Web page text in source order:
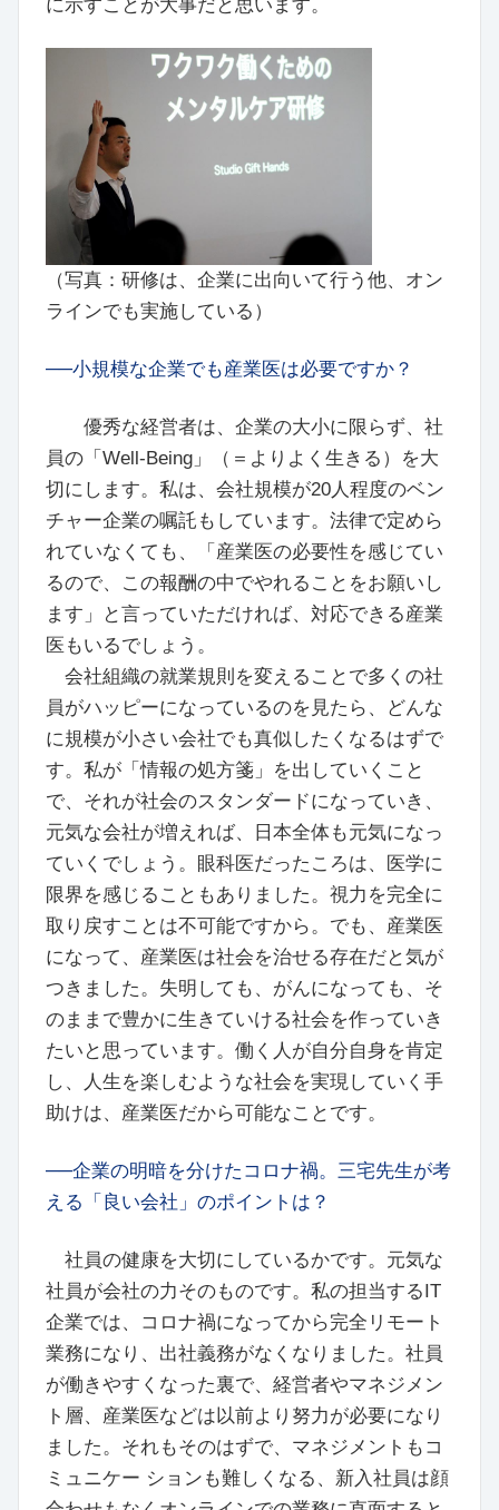
に示すことが大事だと思います。
（写真：研修は、企業に出向いて行う他、オン
ラインでも実施している）
──小規模な企業でも産業医は必要ですか？
優秀な経営者は、企業の大小に限らず、社
員の「Well-Being」（＝よりよく生きる）を大
切にします。私は、会社規模が20人程度のベン
チャー企業の嘱託もしています。法律で定めら
れていなくても、「産業医の必要性を感じてい
るので、この報酬の中でやれることをお願いし
ます」と言っていただければ、対応できる産業
医もいるでしょう。
会社組織の就業規則を変えることで多くの社
員がハッピーになっているのを見たら、どんな
に規模が小さい会社でも真似したくなるはずで
す。私が「情報の処方箋」を出していくこと
で、それが社会のスタンダードになっていき、
元気な会社が増えれば、日本全体も元気になっ
ていくでしょう。眼科医だったころは、医学に
限界を感じることもありました。視力を完全に
取り戻すことは不可能ですから。でも、産業医
になって、産業医は社会を治せる存在だと気が
つきました。失明しても、がんになっても、そ
のままで豊かに生きていける社会を作っていき
たいと思っています。働く人が自分自身を肯定
し、人生を楽しむような社会を実現していく手
助けは、産業医だから可能なことです。
──企業の明暗を分けたコロナ禍。三宅先生が考
える「良い会社」のポイントは？
社員の健康を大切にしているかです。元気な
社員が会社の力そのものです。私の担当するIT
企業では、コロナ禍になってから完全リモート
業務になり、出社義務がなくなりました。社員
が働きやすくなった裏で、経営者やマネジメン
ト層、産業医などは以前より努力が必要になり
ました。それもそのはずで、マネジメントもコ
ミュニケー ションも難しくなる、新入社員は顔